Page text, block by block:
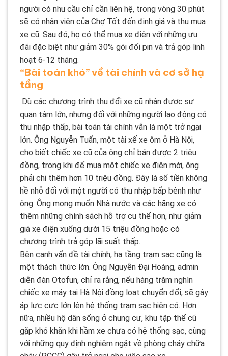
người có nhu cầu chỉ cần liên hệ, trong vòng 30 phút
sẽ có nhân viên của Chợ Tốt đến định giá và thu mua
xe cũ. Sau đó, họ có thể mua xe điện với những ưu
đãi đặc biệt như giảm 30% gói đổi pin và trả góp linh
hoạt 6-12 tháng.
“Bài toán khó” về tài chính và cơ sở hạ
tầng
Dù các chương trình thu đổi xe cũ nhận được sự
quan tâm lớn, nhưng đối với những người lao động có
thu nhập thấp, bài toán tài chính vẫn là một trở ngại
lớn. Ông Nguyễn Tuấn, một tài xế xe ôm ở Hà Nội,
cho biết chiếc xe cũ của ông chỉ bán được 2 triệu
đồng, trong khi để mua một chiếc xe điện mới, ông
phải chi thêm hơn 10 triệu đồng. Đây là số tiền không
hề nhỏ đối với một người có thu nhập bấp bênh như
ông. Ông mong muốn Nhà nước và các hãng xe có
thêm những chính sách hỗ trợ cụ thể hơn, như giảm
giá xe điện xuống dưới 15 triệu đồng hoặc có
chương trình trả góp lãi suất thấp.
Bên cạnh vấn đề tài chính, hạ tầng trạm sạc cũng là
một thách thức lớn. Ông Nguyễn Đại Hoàng, admin
diễn đàn Otofun, chỉ ra rằng, nếu hàng trăm nghìn
chiếc xe máy tại Hà Nội đồng loạt chuyển đổi, sẽ gây
áp lực cực lớn lên hệ thống trạm sạc hiện có. Hơn
nữa, nhiều hộ dân sống ở chung cư, khu tập thể cũ
gặp khó khăn khi hầm xe chưa có hệ thống sạc, cùng
với những quy định nghiêm ngặt về phòng cháy chữa